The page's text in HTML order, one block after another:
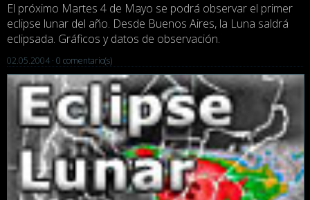
El próximo Martes 4 de Mayo se podrá observar el primer
eclipse lunar del año. Desde Buenos Aires, la Luna saldrá
eclipsada. Gráficos y datos de observación.
02.05.2004 · 0 comentario(s)